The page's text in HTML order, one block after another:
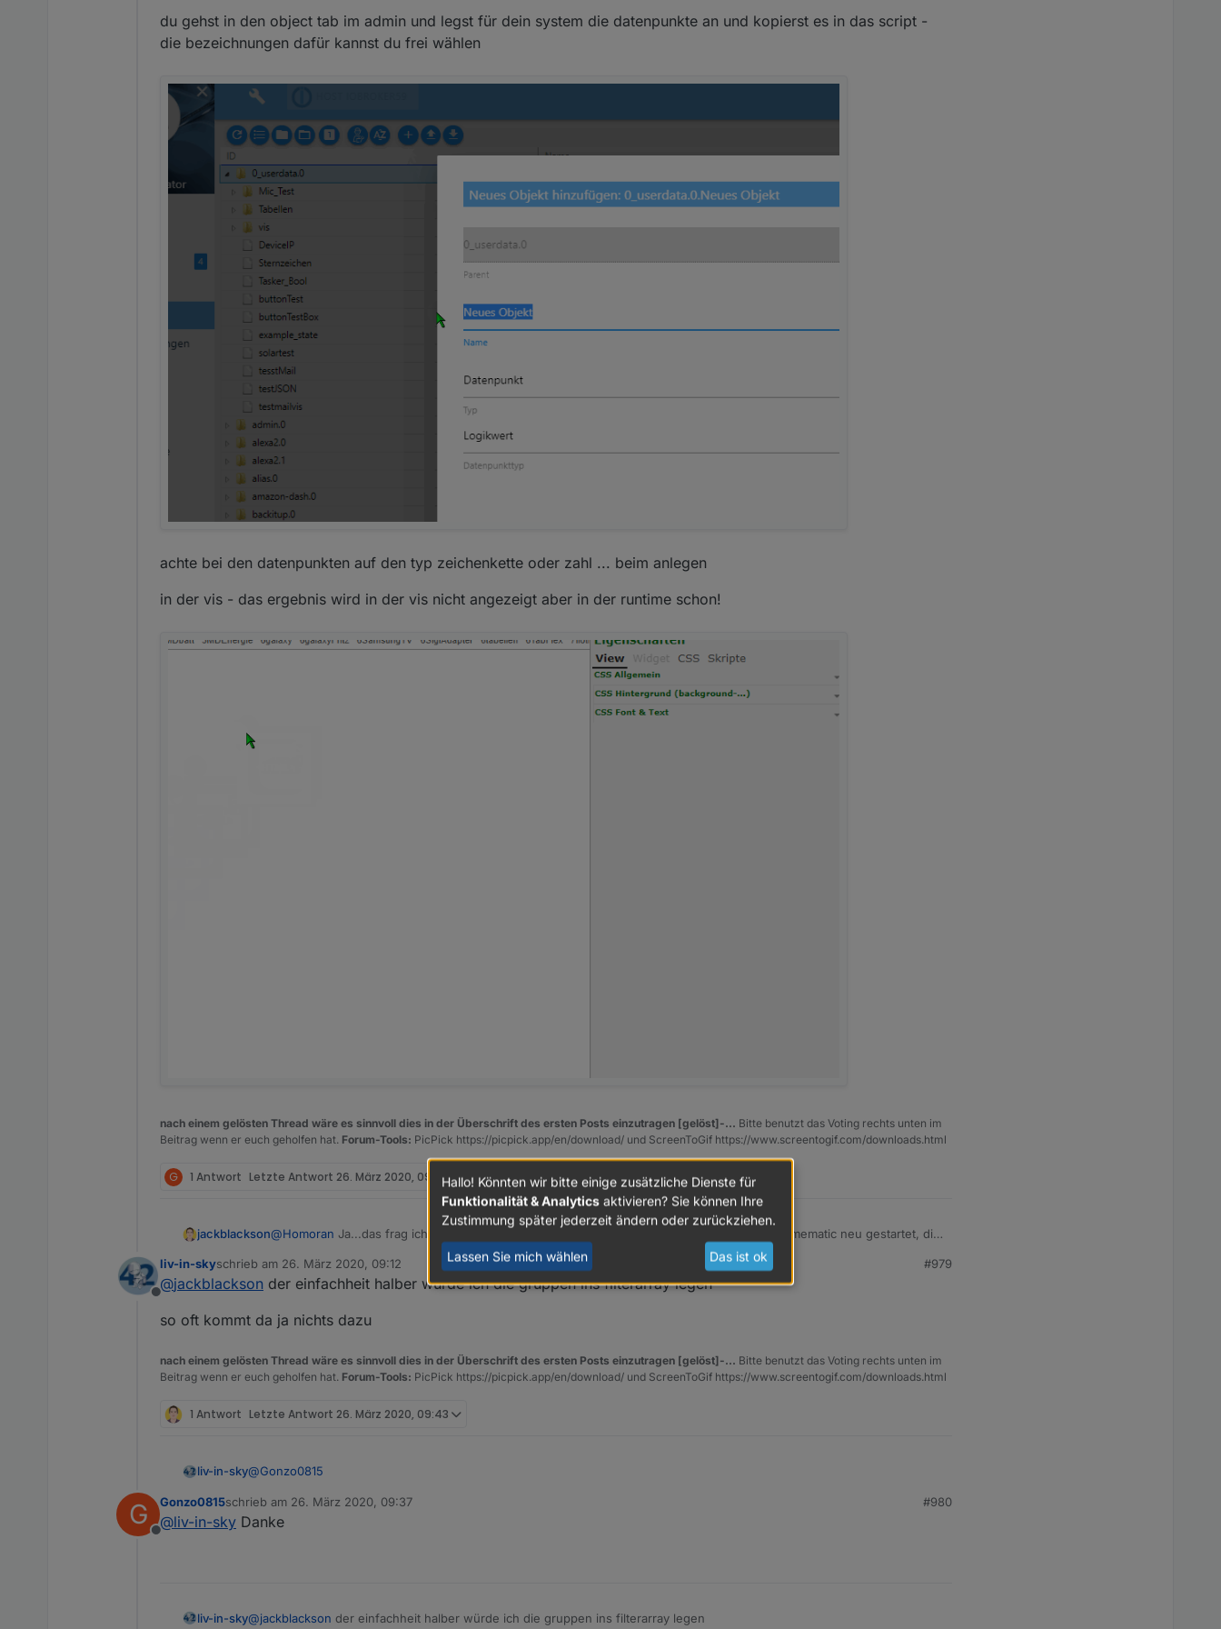
list itemein datenpunkt für die anzahl der devices mit alarm (im script beschrieben)
list itemein datenpunkt für eine liste mit den devices mit einem alarm (im script beschrieben)
du gehst in den object tab im admin und legst für dein system die datenpunkte an und kopierst es in das script -
die bezeichnungen dafür kannst du frei wählen
achte bei den datenpunkten auf den typ zeichenkette oder zahl ... beim anlegen
in der vis - das ergebnis wird in der vis nicht angezeigt aber in der runtime schon!
nach einem gelösten Thread wäre es sinnvoll dies in der Überschrift des ersten Posts einzutragen [gelöst]-... Bitte benutzt das Voting rechts unten im
Beitrag wenn er euch geholfen hat. Forum-Tools: PicPick https://picpick.app/en/download/ und ScreenToGif https://www.screentogif.com/downloads.html
G 1 Antwort Letzte Antwort 26. März 2020, 09:37
jackblackson@Homoran Ja...das frag ich mich seit gestern auch. Hab den ioBroker neu gestartet, die Homematic neu gestartet, die
Heizgruppe gelöscht...aber bei mir sieht es momentan so aus:
Offline
liv-in-skyschrieb am 26. März 2020, 09:12
zuletzt editiert von
#979
@jackblackson der einfachheit halber würde ich die gruppen ins filterarray legen
so oft kommt da ja nichts dazu
nach einem gelösten Thread wäre es sinnvoll dies in der Überschrift des ersten Posts einzutragen [gelöst]-... Bitte benutzt das Voting rechts unten im
Beitrag wenn er euch geholfen hat. Forum-Tools: PicPick https://picpick.app/en/download/ und ScreenToGif https://www.screentogif.com/downloads.html
1 Antwort Letzte Antwort 26. März 2020, 09:43
liv-in-sky@Gonzo0815
hallo gonzo
G
Offline
Gonzo0815schrieb am 26. März 2020, 09:37
zuletzt editiert von
#980
@liv-in-sky Danke
liv-in-sky@jackblackson der einfachheit halber würde ich die gruppen ins filterarray legen
Hallo! Könnten wir bitte einige zusätzliche Dienste für
Funktionalität & Analytics aktivieren? Sie können Ihre
Zustimmung später jederzeit ändern oder zurückziehen.
Lassen Sie mich wählen Das ist ok